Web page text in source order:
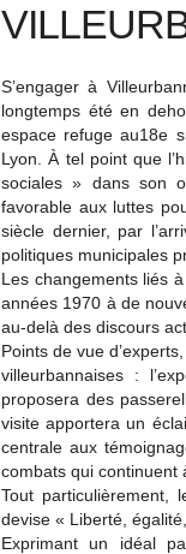
S’engager à
longtemps été en
espace refuge au18e
Lyon. À tel point que
sociales » dans son
favorable aux luttes
siècle dernier, par
politiques municipales
Les changements liés
années 1970 à de
au-delà des discours
Points de vue
villeurbannaises :
proposera des
visite apportera un
centrale aux
combats qui continuent
Tout particulièrement,
devise « Liberté,
Exprimant un idéal